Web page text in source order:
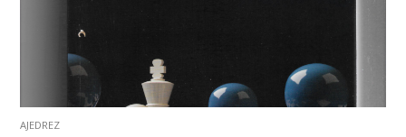
AJEDREZ